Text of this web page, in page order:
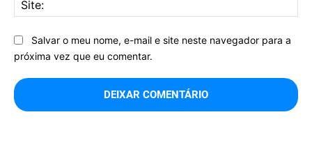
Salvar o meu nome, e-mail e site neste navegador para a
próxima vez que eu comentar.